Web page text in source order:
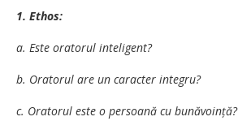
1. Ethos:
a. Este oratorul inteligent?
b. Oratorul are un caracter integru?
c. Oratorul este o persoană cu bunăvoință?